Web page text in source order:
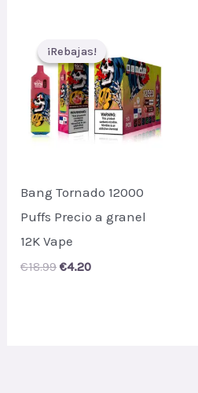
¡Rebajas!
¡Rebajas!
Bang Tornado 12000
Puffs Precio a granel
12K Vape
€18.99 Original
€4.20Current